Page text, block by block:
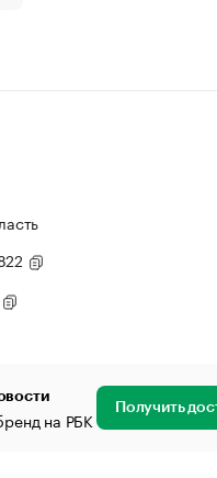
на РБК Получить